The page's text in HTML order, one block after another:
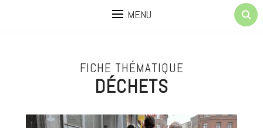
MENU
FICHE THÉMATIQUE
DÉCHETS